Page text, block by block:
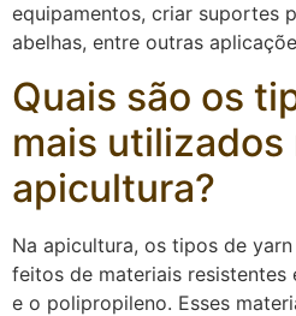
equipamentos, criar suportes
abelhas, entre outras
Quais são os
mais utilizados
apicultura?
Na apicultura, os tipos de
feitos de materiais resistentes
e o polipropileno. Esses